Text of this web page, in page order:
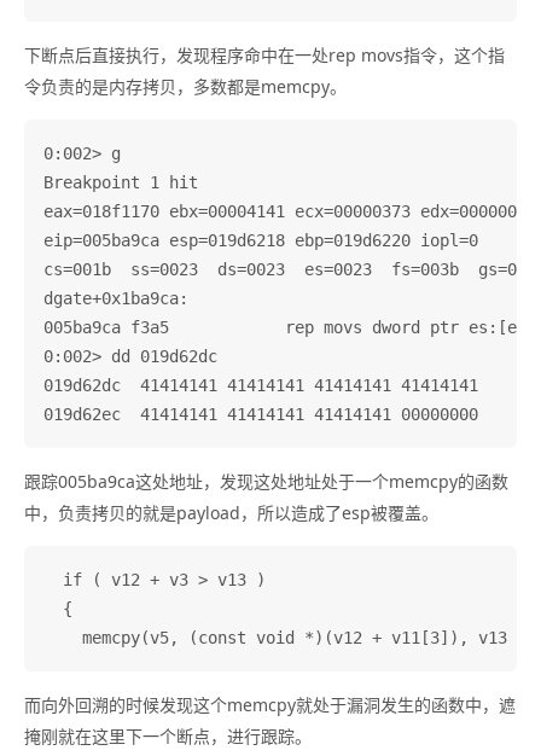
下断点后直接执行，发现程序命中在一处rep movs指令，这个指
令负责的是内存拷贝，多数都是memcpy。
0:002> g
Breakpoint 1 hit
eax=018f1170 ebx=00004141 ecx=00000373
eip=005ba9ca esp=019d6218 ebp=019d6220 iopl=0
cs=001b  ss=0023  ds=0023  es=0023  fs=003b
dgate+0x1ba9ca:
005ba9ca f3a5            rep movs dword ptr
0:002> dd 019d62dc
019d62dc  41414141 41414141 41414141 41414141
跟踪005ba9ca这处地址，发现这处地址处于一个memcpy的函数
中，负责拷贝的就是payload，所以造成了esp被覆盖。
  if ( v12 + v3 > v13 )
  {
而向外回溯的时候发现这个memcpy就处于漏洞发生的函数中，遮
掩刚就在这里下一个断点，进行跟踪。